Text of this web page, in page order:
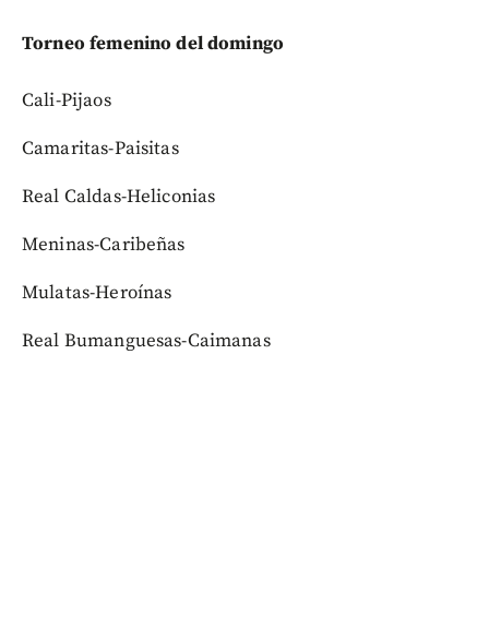
Torneo femenino del domingo
Cali-Pijaos
Camaritas-Paisitas
Real Caldas-Heliconias
Meninas-Caribeñas
Mulatas-Heroínas
Real Bumanguesas-Caimanas